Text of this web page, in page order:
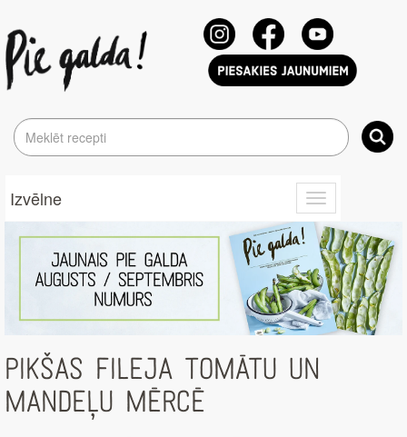
Toggle
navigation
Izvēlne
PIKŠAS FILEJA TOMĀTU UN
MANDEĻU MĒRCĒ